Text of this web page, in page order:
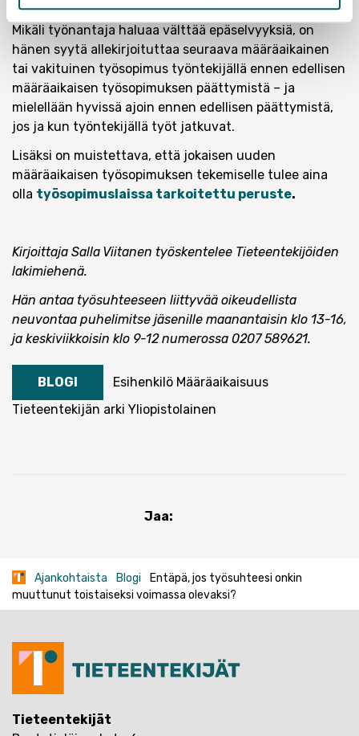
Mikäli työnantaja haluaa välttää epäselvyyksiä, on
hänen syytä allekirjoituttaa seuraava määräaikainen
tai vakituinen työsopimus työntekijällä ennen edellisen
määräaikaisen työsopimuksen päättymistä – ja
mielellään hyvissä ajoin ennen edellisen päättymistä,
jos ja kun työntekijällä työt jatkuvat.
Lisäksi on muistettava, että jokaisen uuden
määräaikaisen työsopimuksen tekemiselle tulee aina
olla työsopimuslaissa tarkoitettu peruste.
Kirjoittaja Salla Viitanen työskentelee Tieteentekijöiden
lakimiehenä.
Hän antaa työsuhteeseen liittyvää oikeudellista
neuvontaa puhelimitse jäsenille maanantaisin klo 13-16,
ja keskiviikkoisin klo 9-12 numerossa 0207 589621.
BLOGI Esihenkilö Määräaikaisuus
Tieteentekijän arki Yliopistolainen
Jaa:
Ajankohtaista Blogi
Entäpä, jos työsuhteesi onkin
muuttunut toistaiseksi voimassa olevaksi?
Tieteentekijät